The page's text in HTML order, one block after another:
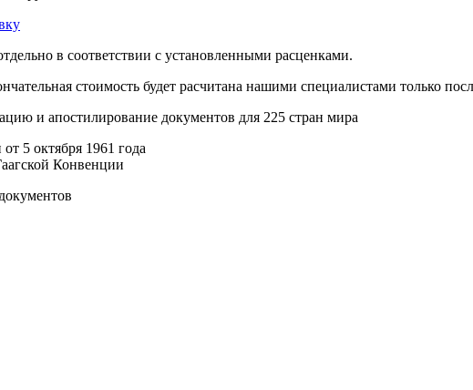
в соответствии с установленными расценками.
стоимость будет расчитана нашими специалистами только
и апостилирование документов для 225 стран мира
5 октября 1961 года
Конвенции